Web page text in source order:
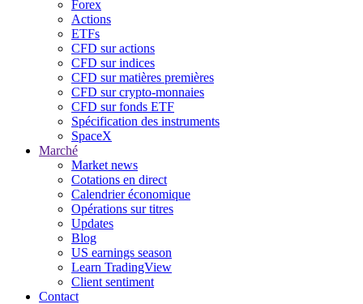
Forex
Actions
ETFs
CFD sur actions
CFD sur indices
CFD sur matières premières
CFD sur crypto-monnaies
CFD sur fonds ETF
Spécification des instruments
SpaceX
Marché
Market news
Cotations en direct
Calendrier économique
Opérations sur titres
Updates
Blog
US earnings season
Learn TradingView
Client sentiment
Contact